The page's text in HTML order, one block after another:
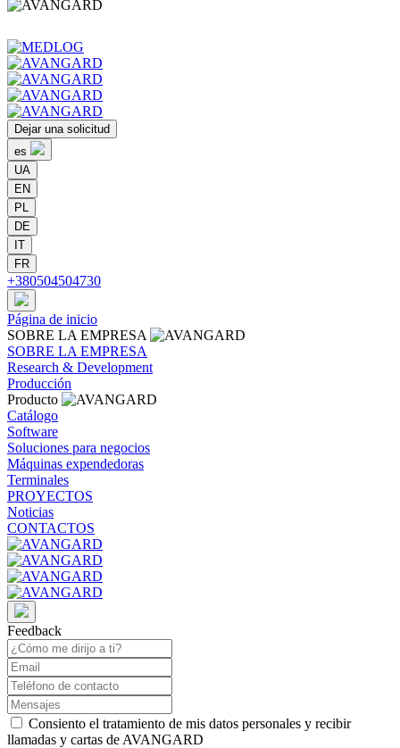
Dejar una solicitud
es
UA
EN
PL
DE
IT
FR
+380504504730
Página de inicio
SOBRE LA EMPRESA
SOBRE LA EMPRESA
Research & Development
Producción
Producto
Catálogo
Software
Soluciones para negocios
Máquinas expendedoras
Terminales
PROYECTOS
Noticias
CONTACTOS
Feedback
Consiento el tratamiento de mis datos personales y recibir
llamadas y cartas de AVANGARD